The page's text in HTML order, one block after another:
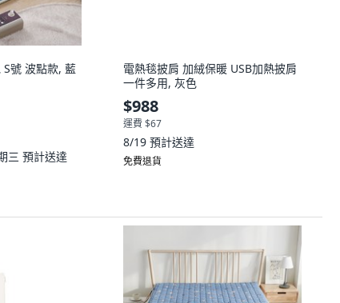
號 波點款, 藍
三 預計送達
電熱毯披肩 加絨保暖 USB加熱披肩
一件多用, 灰色
$988
運費 $67
8/19 預計送達
免費退貨